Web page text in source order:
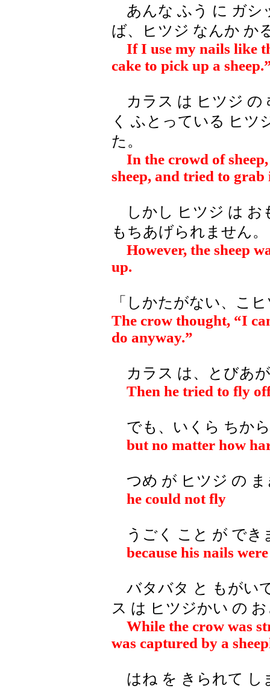
あんな ふう に ガシ
ば、ヒツジ なんか か
If I use my nails like
cake to pick up a
カラス は ヒツジ の
く ふとっている ヒツ
た。
In the crowd of
sheep, and tried to grab
しかし ヒツジ は お
もちあげられません。
However, the sheep
up.
「しかたがない、こ
The crow thought, “I
do anyway.”
カラス は、とびあ
Then he tried to fly
でも、いくら ちか
but no matter how
つめ が ヒツジ の ま
he could not fly
うごく こと が でき
because his nails
バタバタ と もがい
ス は ヒツジかい の
While the crow was
was captured by a
はね を きられて し